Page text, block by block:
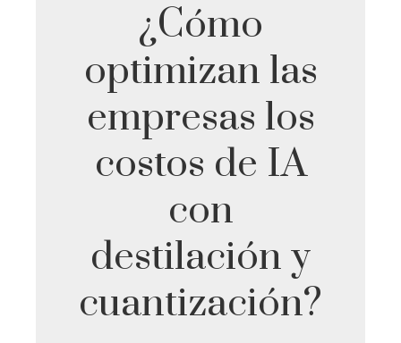
¿Cómo
optimizan las
empresas los
costos de IA
con
destilación y
cuantización?